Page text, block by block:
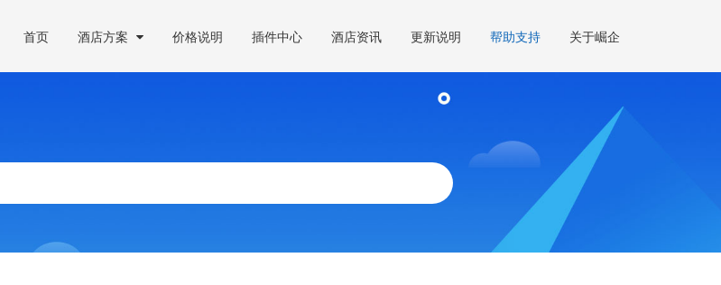
首页 酒店方案 价格说明 插件中心 酒店资讯 更新说明 帮助支持 关于崛企